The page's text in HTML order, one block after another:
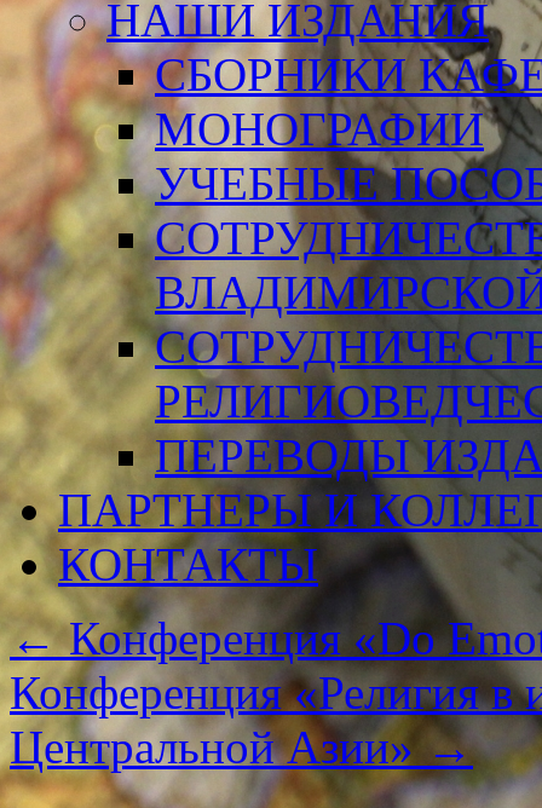
НАШИ ИЗДАНИЯ
СБОРНИКИ
МОНОГРАФИИ
УЧЕБНЫЕ
ПЕРЕВОДЫ
ПАРТНЕРЫ И
КОНТАКТЫ
←Конференция «Do
Конференция «Религия в
Центральной Азии» →